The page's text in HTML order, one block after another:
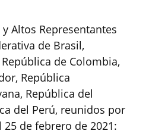
y Altos Representantes
de Brasil,
de Colombia,
República
República del
del Perú, reunidos por
de febrero de 2021: